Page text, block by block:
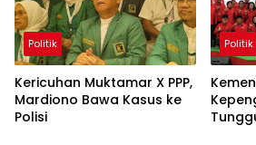
Politik
Kericuhan Muktamar X PPP,
Mardiono Bawa Kasus ke
Polisi
Politik